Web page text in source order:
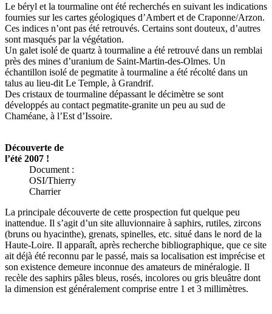
Le béryl et la tourmaline ont été recherchés en suivant les indications
fournies sur les cartes géologiques d’Ambert et de Craponne/Arzon.
Ces indices n’ont pas été retrouvés. Certains sont douteux, d’autres
sont masqués par la végétation.
Un galet isolé de quartz à tourmaline a été retrouvé dans un remblai
près des mines d’uranium de Saint-Martin-des-Olmes. Un
échantillon isolé de pegmatite à tourmaline a été récolté dans un
talus au lieu-dit Le Temple, à Grandrif.
Des cristaux de tourmaline dépassant le décimètre se sont
développés au contact pegmatite-granite un peu au sud de
Chaméane, à l’Est d’Issoire.
Découverte de
l’été 2007 !
Document :
OSI/Thierry
Charrier
La principale découverte de cette prospection fut quelque peu
inattendue. Il s’agit d’un site alluvionnaire à saphirs, rutiles, zircons
(bruns ou hyacinthe), grenats, spinelles, etc. situé dans le nord de la
Haute-Loire. Il apparaît, après recherche bibliographique, que ce site
ait déjà été reconnu par le passé, mais sa localisation est imprécise et
son existence demeure inconnue des amateurs de minéralogie. Il
recèle des saphirs pâles bleus, rosés, incolores ou gris bleuâtre dont
la dimension est généralement comprise entre 1 et 3 millimètres.